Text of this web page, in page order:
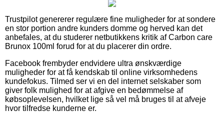
Trustpilot genererer regulære fine muligheder for at sondere
en stor portion andre kunders domme og herved kan det
anbefales, at du studerer netbutikkens kritik af Carbon care
Brunox 100ml forud for at du placerer din ordre.
Facebook frembyder endvidere ultra ønskværdige
muligheder for at få kendskab til online virksomhedens
kundefokus. Tilmed ser vi en del internet selskaber som
giver folk mulighed for at afgive en bedømmelse af
købsoplevelsen, hvilket lige så vel må bruges til at afveje
hvor tilfredse kunderne er.